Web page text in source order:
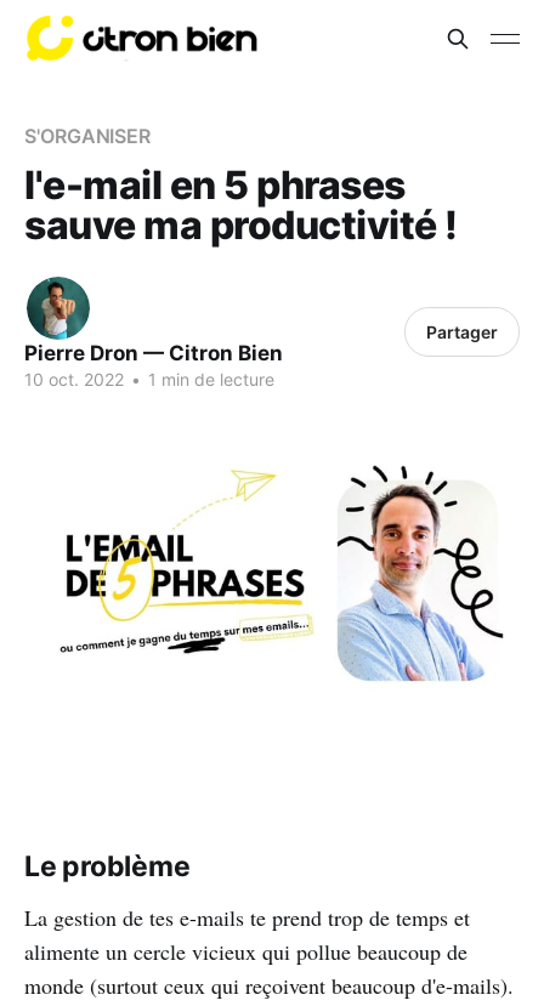
S'ORGANISER
l'e-mail en 5 phrases
sauve ma productivité !
Pierre Dron — Citron Bien
10 oct. 2022 • 1 min de lecture
Partager
Le problème
La gestion de tes e-mails te prend trop de temps et
alimente un cercle vicieux qui pollue beaucoup de
monde (surtout ceux qui reçoivent beaucoup d'e-mails).